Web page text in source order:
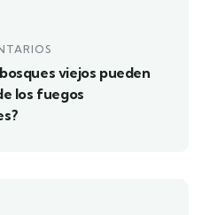
viejos pueden
los fuegos